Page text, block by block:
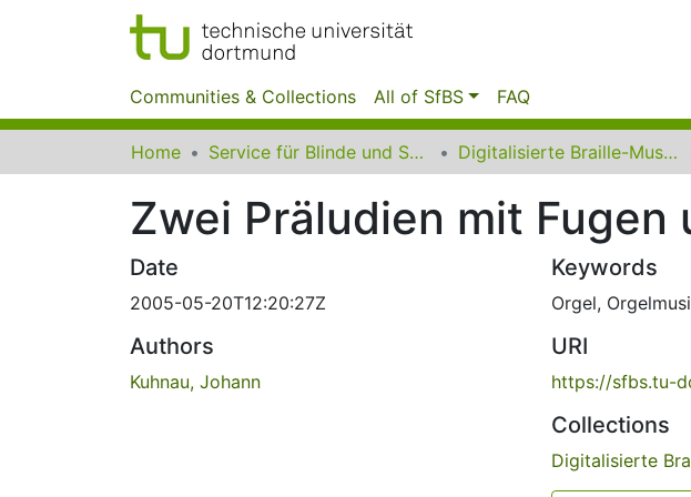
Communities & Collections All of SfBS FAQ
Home Service für Blinde und Sehbehinderte der UB Dortmund Digitalisierte Braille-Musik-Matrizen des VzfB
Zwei Präludien mit Fugen
Date
2005-05-20T12:20:27Z
Authors
Kuhnau, Johann
Keywords
Orgel,
URI
https://sfbs.tu-
Collections
Digitalisierte